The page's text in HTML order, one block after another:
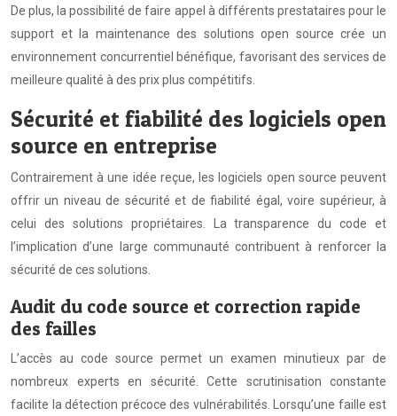
De plus, la possibilité de faire appel à différents prestataires pour le
support et la maintenance des solutions open source crée un
environnement concurrentiel bénéfique, favorisant des services de
meilleure qualité à des prix plus compétitifs.
Sécurité et fiabilité des logiciels open
source en entreprise
Contrairement à une idée reçue, les logiciels open source peuvent
offrir un niveau de sécurité et de fiabilité égal, voire supérieur, à
celui des solutions propriétaires. La transparence du code et
l’implication d’une large communauté contribuent à renforcer la
sécurité de ces solutions.
Audit du code source et correction rapide
des failles
L’accès au code source permet un examen minutieux par de
nombreux experts en sécurité. Cette scrutinisation constante
facilite la détection précoce des vulnérabilités. Lorsqu’une faille est